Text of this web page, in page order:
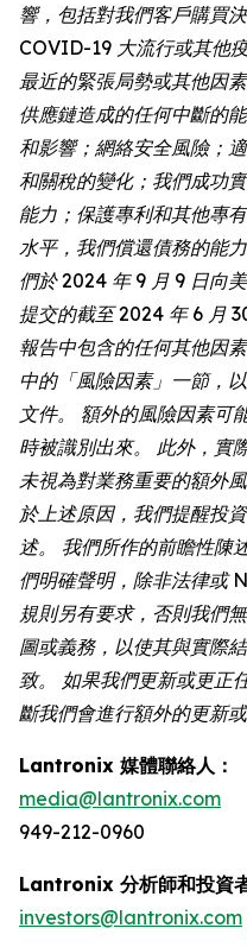
響，包括對我們客戶購買
COVID-19 大流行或其他
最近的緊張局勢或其他因
供應鏈造成的任何中斷的
和影響；網絡安全風險；
和關稅的變化；我們成功
能力；保護專利和其他專
水平，我們償還債務的能
們於 2024 年 9 月 9 日向
提交的截至 2024 年 6 月
報告中包含的任何其他因
中的「風險因素」一節，
文件。 額外的風險因素可
時被識別出來。 此外，實
未視為對業務重要的額外
於上述原因，我們提醒投
述。 我們所作的前瞻性陳
們明確聲明，除非法律
規則另有要求，否則我們
圖或義務，以使其與實際
致。 如果我們更新或更正
斷我們會進行額外的更新或
Lantronix 媒體聯絡人：
media@lantronix.com
949-212-0960
Lantronix 分析師和投資
investors@lantronix.com